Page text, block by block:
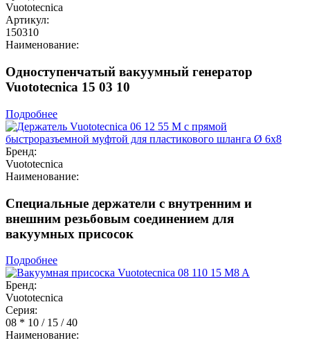
Vuototecnica
Артикул:
150310
Наименование:
Одноступенчатый вакуумный генератор
Vuototecnica 15 03 10
Подробнее
Бренд:
Vuototecnica
Наименование:
Специальные держатели с внутренним и
внешним резьбовым соединением для
вакуумных присосок
Подробнее
Бренд:
Vuototecnica
Серия:
08 * 10 / 15 / 40
Наименование: